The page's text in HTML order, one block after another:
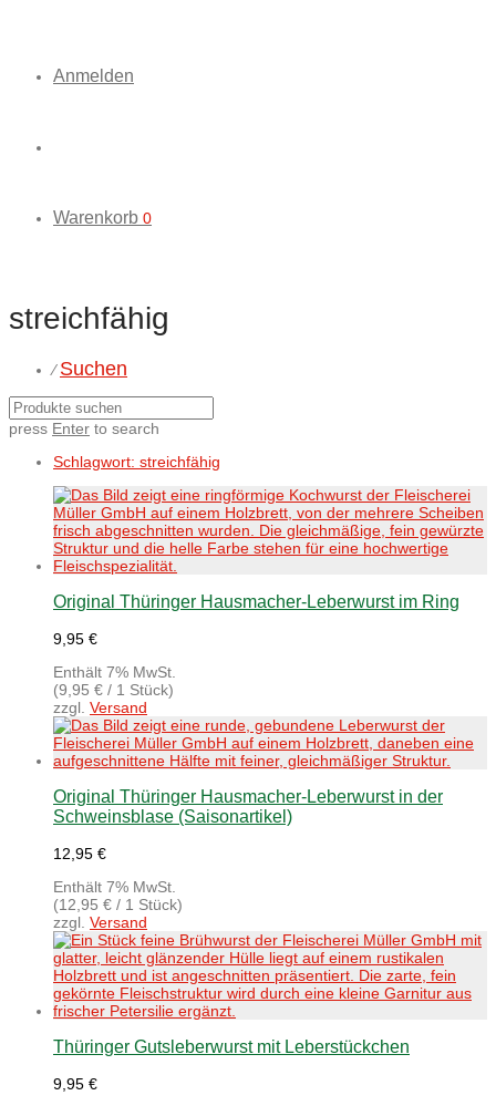
Anmelden
Warenkorb 0
streichfähig
⁄ Suchen
press Enter to search
Schlagwort: streichfähig
Original Thüringer Hausmacher-Leberwurst im Ring
9,95 €
Enthält 7% MwSt.
(9,95 € / 1 Stück)
zzgl. Versand
Original Thüringer Hausmacher-Leberwurst in der
Schweinsblase (Saisonartikel)
12,95 €
Enthält 7% MwSt.
(12,95 € / 1 Stück)
zzgl. Versand
Thüringer Gutsleberwurst mit Leberstückchen
9,95 €